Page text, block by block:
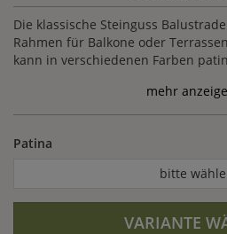
Die klassische Steinguss
Rahmen für Balkone oder
kann in verschiedenen Farben
(gern als Skizze), kalkulieren wir für
Ihren Bedürfnissen. Der
(HxB).
mehr
Patina
bitte
VARIANTE